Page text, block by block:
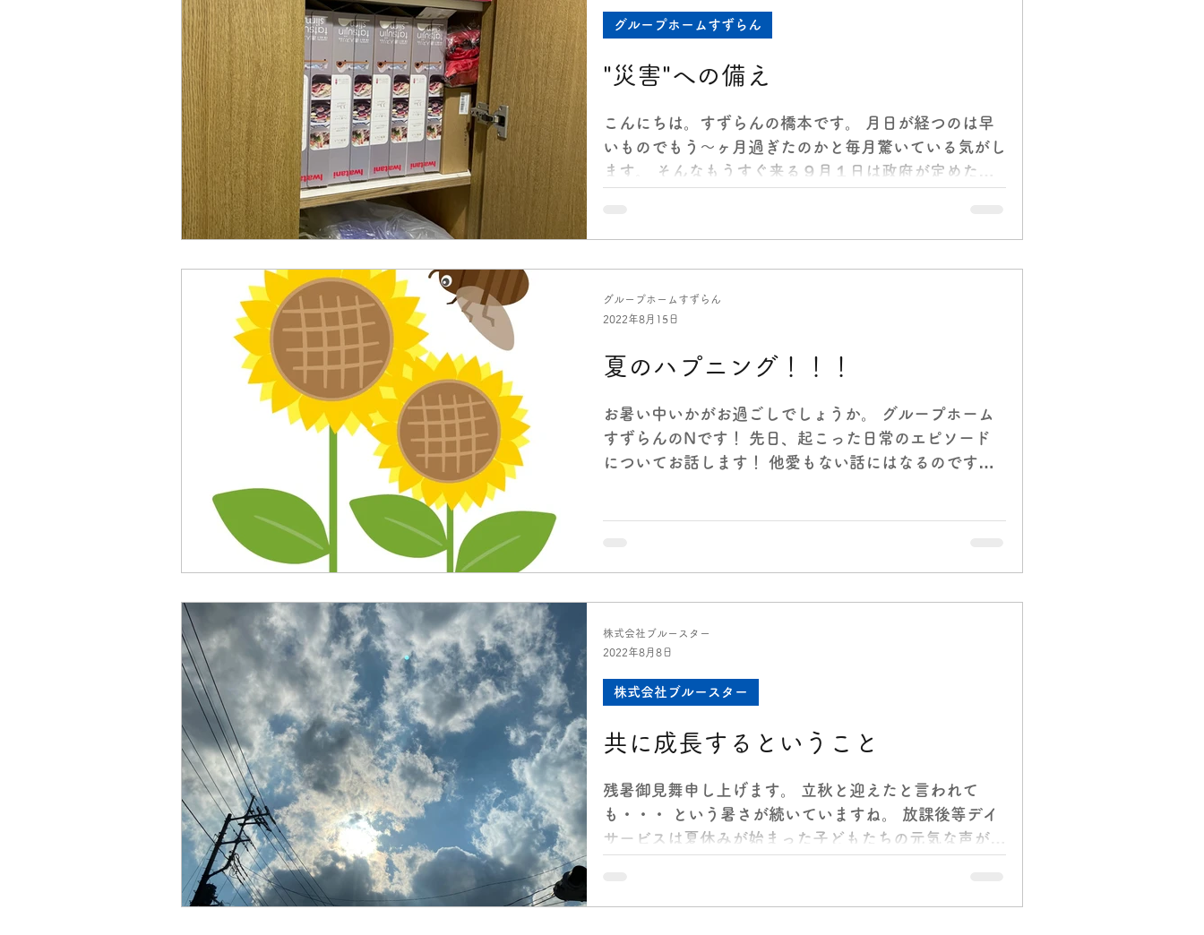
"災害"への備え
こんにちは。すずらんの橋本です。 月日が経つのは早
いものでもう～ヶ月過ぎたのかと毎月驚いている気がし
ます。 そんなもうすぐ来る９月１日は政府が定めた
られ、東北の地震・津波の記...
グループホームすずらん
夏のハプニング！！！
お暑い中いかがお過ごしでしょうか。 グループホーム
すずらんのNです！ 先日、起こった日常のエピソード
についてお話します！ 他愛もない話にはなるのです
グループホームすずらん
2022年8月15日
共に成長するということ
残暑御見舞申し上げます。 立秋と迎えたと言われて
も・・・ という暑さが続いていますね。 放課後等デイ
サービスは夏休みが始まった子どもたちの元気な声が朝
株式会社ブルースター
株式会社ブルースター
2022年8月8日